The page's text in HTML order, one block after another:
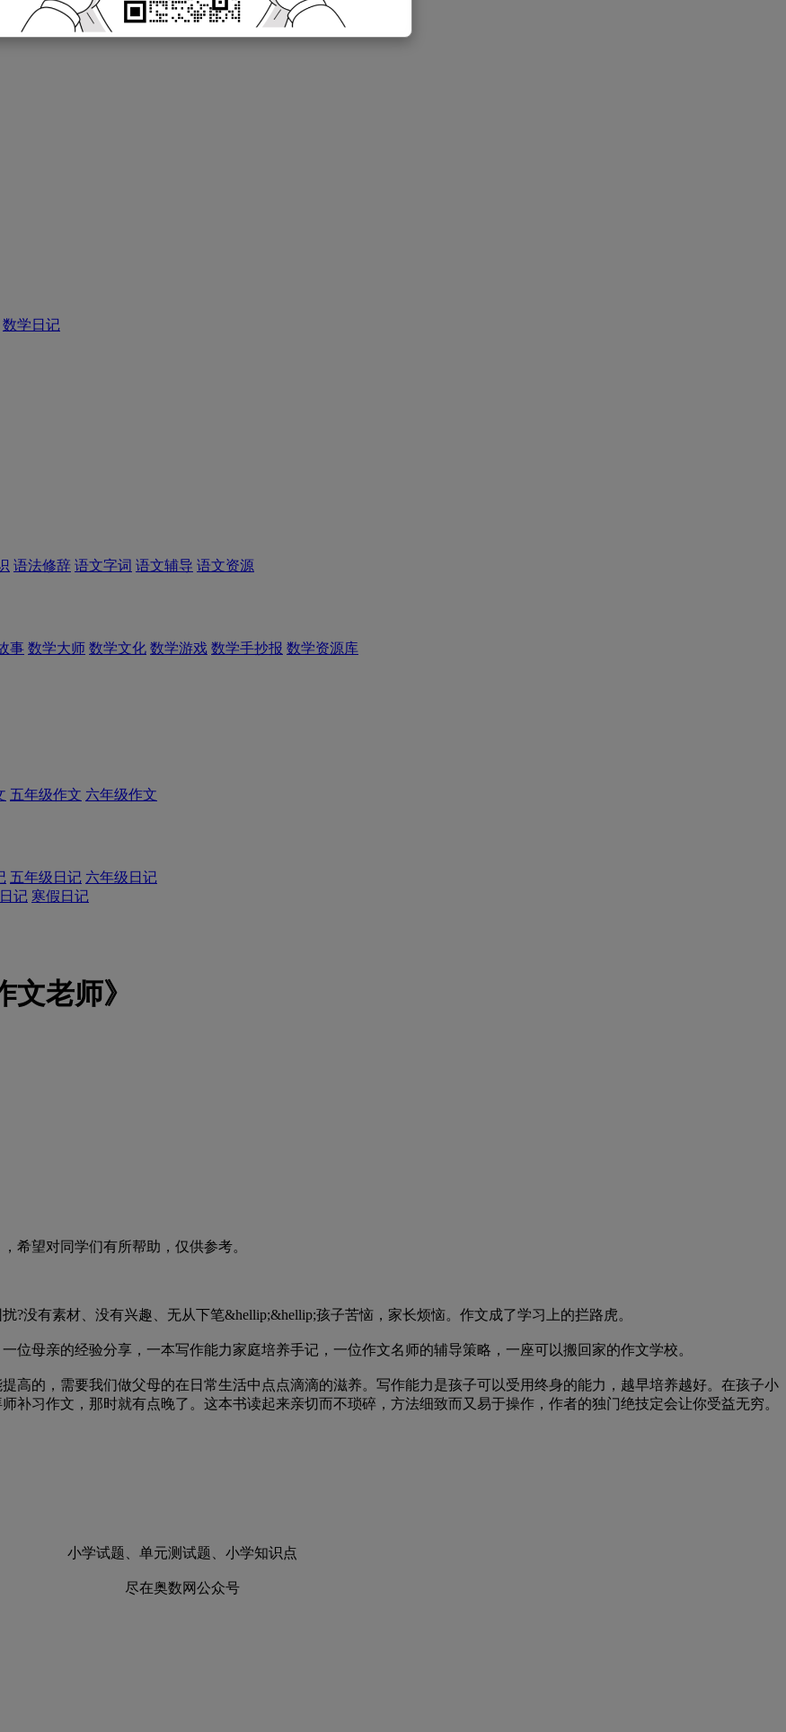
数学日记
语法修辞 语文字词 语文辅导 语文资源
事 数学大师 数学文化 数学游戏 数学手抄报 数学资源库
五年级作文 六年级作文
五年级日记 六年级日记
记 寒假日记
老师》
望对同学们有所帮助，仅供参考。
有素材、没有兴趣、无从下笔&hellip;&hellip;孩子苦恼，家长烦恼。作文成了学习上的拦路虎。
母亲的经验分享，一本写作能力家庭培养手记，一位作文名师的辅导策略，一座可以搬回家的作文学校。
的，需要我们做父母的在日常生活中点点滴滴的滋养。写作能力是孩子可以受用终身的能力，越早培养越好。在孩子小
补习作文，那时就有点晚了。这本书读起来亲切而不琐碎，方法细致而又易于操作，作者的独门绝技定会让你受益无穷。
小学试题、单元测试题、小学知识点
尽在奥数网公众号